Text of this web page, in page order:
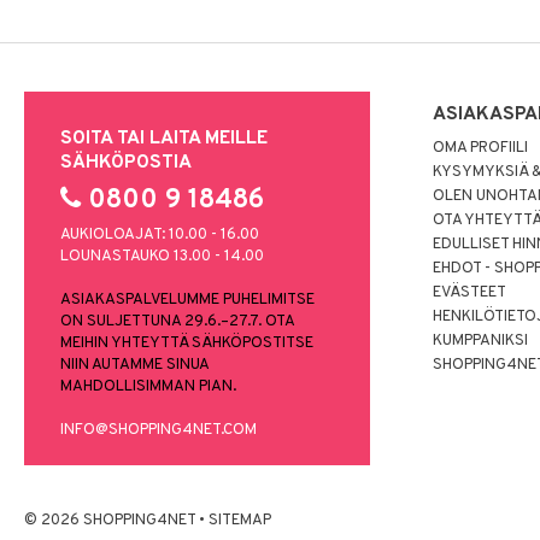
SOITA TAI LAITA MEILLE
SÄHKÖPOSTIA
0800 9 18486
AUKIOLOAJAT: 10.00 - 16.00
LOUNASTAUKO 13.00 - 14.00
ASIAKASPALVELUMME PUHELIMITSE
ON SULJETTUNA 29.6.–27.7. OTA
MEIHIN YHTEYTTÄ SÄHKÖPOSTITSE
NIIN AUTAMME SINUA
MAHDOLLISIMMAN PIAN.
INFO@SHOPPING4NET.COM
OMA PROFIILI
KYSYMYKSIÄ
OLEN
OTA
EDULLISET
EHDOT -
EVÄSTEET
KUMPPANIKSI
© 2026 SHOPPING4NET • SITEMAP